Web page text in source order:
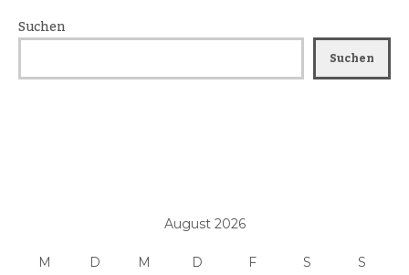
Suchen
Suchen
August 2026
M D M D F S S